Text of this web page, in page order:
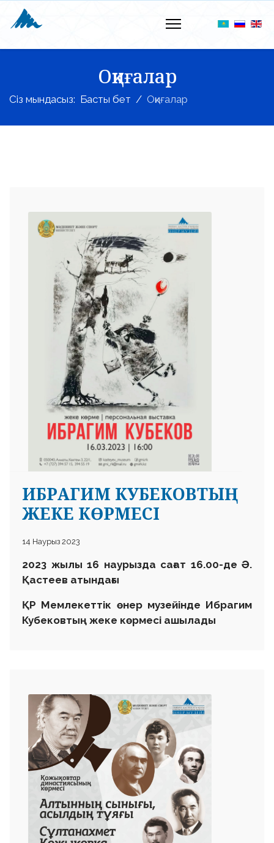
Оқиғалар
Сіз мындасыз: Басты бет Оқиғалар
ИБРАГИМ КУБЕКОВТЫҢ
ЖЕКЕ КӨРМЕСІ
14 Наурыз 2023
2023 жылы 16 наурызда сағат 16.00-де Ә.
Қастеев атындағы
ҚР Мемлекеттік өнер музейінде Ибрагим
Кубековтың жеке көрмесі ашылады